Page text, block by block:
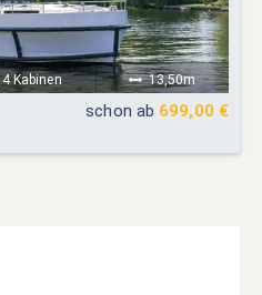
4 Kabinen 13,50m
schon ab 699,00 €